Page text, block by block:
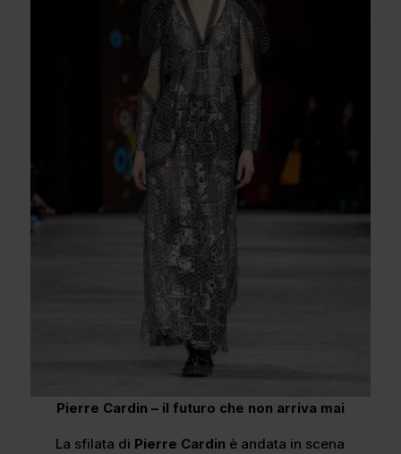
Pierre Cardin – il futuro che non arriva mai
La sfilata di Pierre Cardin è andata in scena